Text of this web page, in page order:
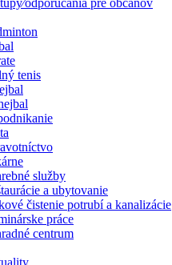
tenis
služby
a ubytovanie
čistenie potrubí a kanalizácie
práce
centrum